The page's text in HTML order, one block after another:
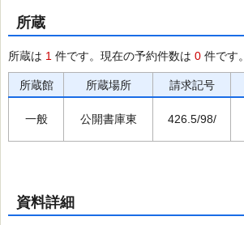
所蔵
所蔵は 1 件です。現在の予約件数は 0 件です。
所蔵館 所蔵場所 請求記号
一般 公開書庫東 426.5/98/
資料詳細